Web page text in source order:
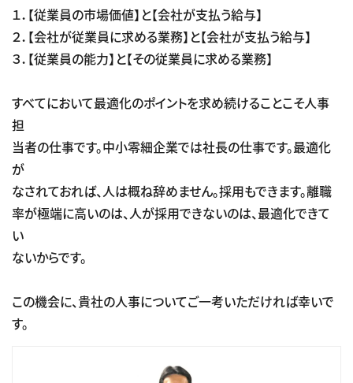
１．【従業員の市場価値】と【会社が支払う給与】
２．【会社が従業員に求める業務】と【会社が支払う給与】
３．【従業員の能力】と【その従業員に求める業務】
すべてにおいて最適化のポイントを求め続けることこそ人事
担
当者の仕事です。中小零細企業では社長の仕事です。最適化
が
なされておれば、人は概ね辞めません。採用もできます。離職
率が極端に高いのは、人が採用できないのは、最適化できて
い
ないからです。
この機会に、貴社の人事についてご一考いただければ幸いで
す。